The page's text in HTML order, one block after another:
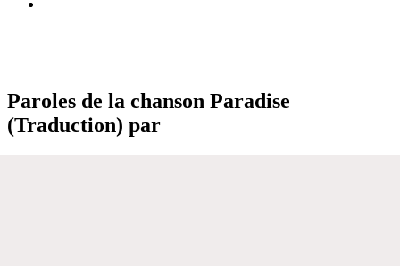
Paroles de la chanson Paradise
(Traduction) par